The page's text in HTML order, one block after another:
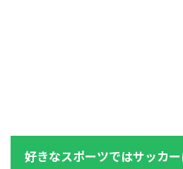
好きなスポーツではサッカ